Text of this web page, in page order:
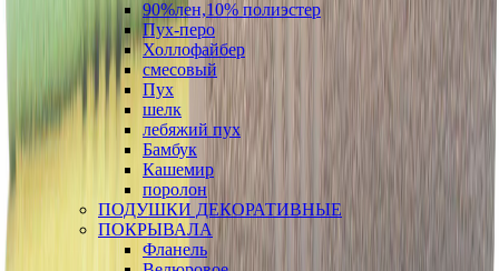
90%лен,10% полиэстер
Пух-перо
Холлофайбер
смесовый
Пух
шелк
лебяжий пух
Бамбук
Кашемир
поролон
ПОДУШКИ ДЕКОРАТИВНЫЕ
ПОКРЫВАЛА
Фланель